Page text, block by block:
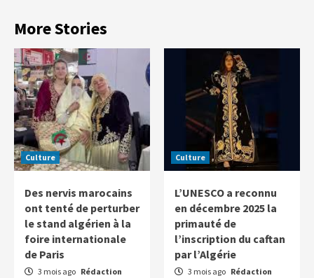
More Stories
Culture
Des nervis marocains
ont tenté de perturber
le stand algérien à la
foire internationale
de Paris
3 mois ago Rédaction
Culture
L’UNESCO a reconnu
en décembre 2025 la
primauté de
l’inscription du caftan
par l’Algérie
3 mois ago Rédaction